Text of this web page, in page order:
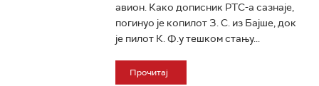
авион. Како дописник РТС-а сазнаје,
погинуо је копилот З. С. из Бајше, док
је пилот К. Ф.у тешком стању...
Прочитај